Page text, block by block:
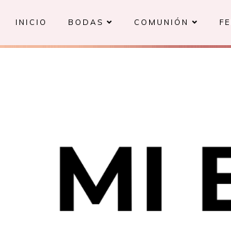
INICIO BODAS COMUNIÓN